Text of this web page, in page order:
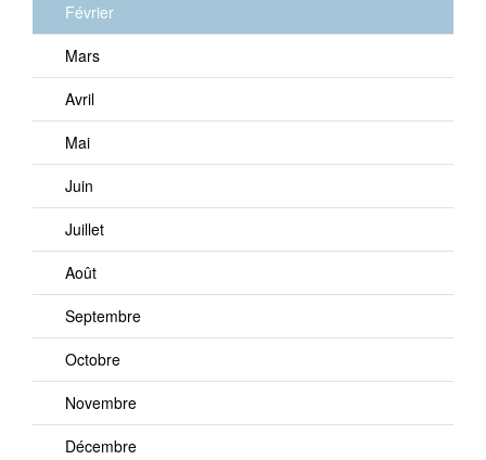
Février
Mars
Avril
Mai
Juin
Juillet
Août
Septembre
Octobre
Novembre
Décembre